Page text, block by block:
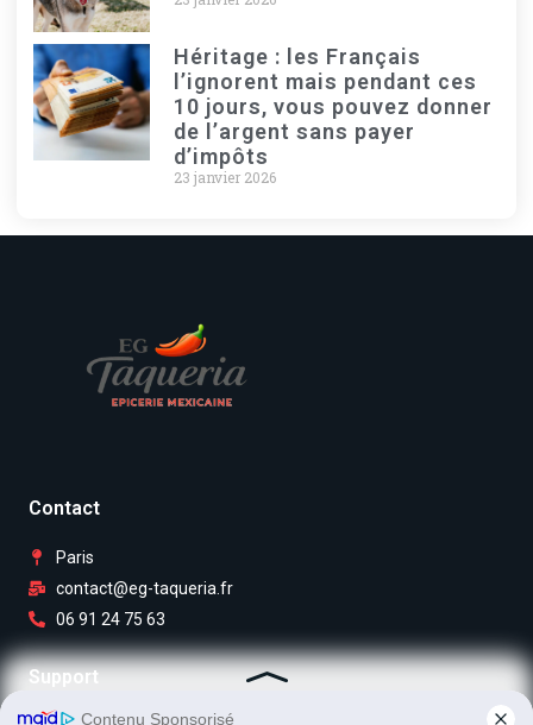
Héritage : les Français
l’ignorent mais pendant ces
10 jours, vous pouvez donner
de l’argent sans payer
d’impôts
23 janvier 2026
Contact
Paris
contact@eg-taqueria.fr
06 91 24 75 63
Support